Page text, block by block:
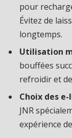
pour
Évitez de
longtemps.
Utilisation
bouffées
refroidir et
Choix des
JNR
expérience